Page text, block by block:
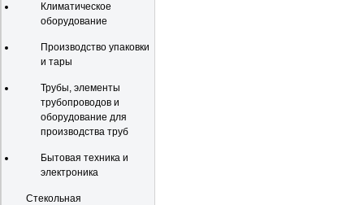
Климатическое
оборудование
Производство упаковки
и тары
Трубы, элементы
трубопроводов и
оборудование для
производства труб
Бытовая техника и
электроника
Стекольная